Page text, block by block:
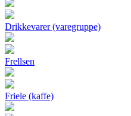
Drikkevarer (varegruppe)
Frellsen
Friele (kaffe)